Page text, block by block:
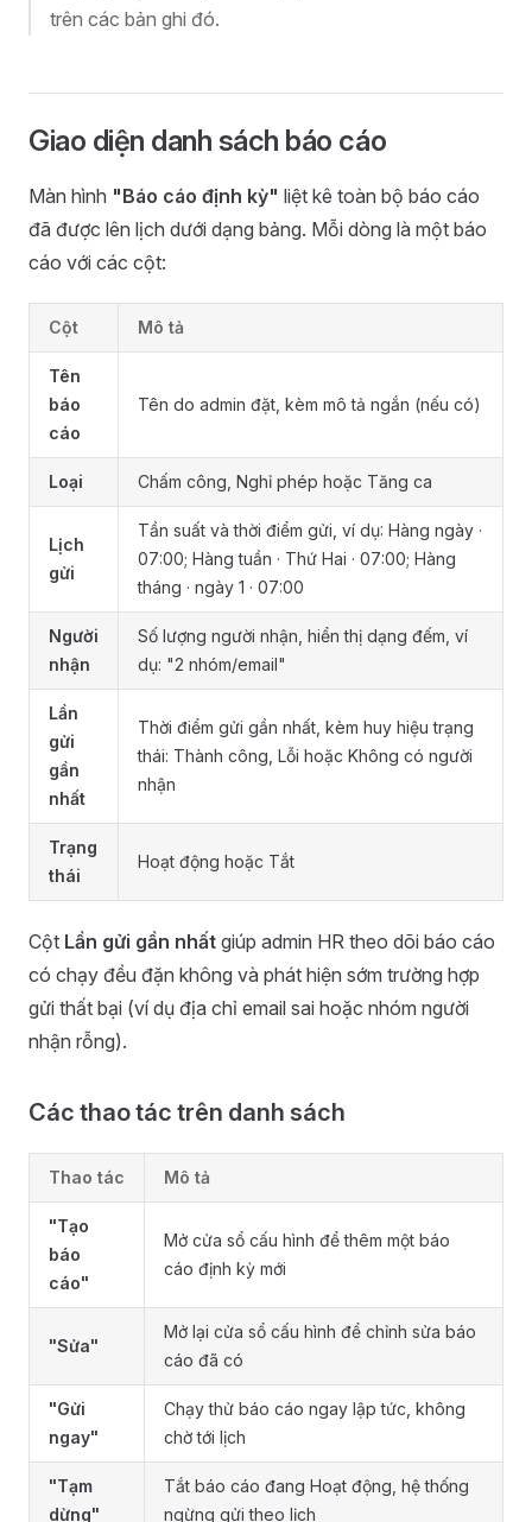
trên các bản ghi đó.
Giao diện danh sách báo cáo
Màn hình "Báo cáo định kỳ" liệt kê toàn bộ báo cáo
đã được lên lịch dưới dạng bảng. Mỗi dòng là một báo
cáo với các cột:
Cột Mô tả
Tên
báo
cáo
Tên do admin đặt, kèm mô tả ngắn (nếu có)
Loại Chấm công, Nghỉ phép hoặc Tăng ca
Lịch
gửi
Tần suất và thời điểm gửi, ví dụ: Hàng ngày ·
07:00; Hàng tuần · Thứ Hai · 07:00; Hàng
tháng · ngày 1 · 07:00
Người
nhận
Số lượng người nhận, hiển thị dạng đếm, ví
dụ: "2 nhóm/email"
Lần
gửi
gần
nhất
Thời điểm gửi gần nhất, kèm huy hiệu trạng
thái: Thành công, Lỗi hoặc Không có người
nhận
Trạng
thái
Hoạt động hoặc Tắt
Cột Lần gửi gần nhất giúp admin HR theo dõi báo cáo
có chạy đều đặn không và phát hiện sớm trường hợp
gửi thất bại (ví dụ địa chỉ email sai hoặc nhóm người
nhận rỗng).
Các thao tác trên danh sách
Thao tác Mô tả
"Tạo
báo
cáo"
Mở cửa sổ cấu hình để thêm một báo
cáo định kỳ mới
"Sửa"
Mở lại cửa sổ cấu hình để chỉnh sửa báo
cáo đã có
"Gửi
ngay"
Chạy thử báo cáo ngay lập tức, không
chờ tới lịch
"Tạm
dừng"
Tắt báo cáo đang Hoạt động, hệ thống
ngừng gửi theo lịch